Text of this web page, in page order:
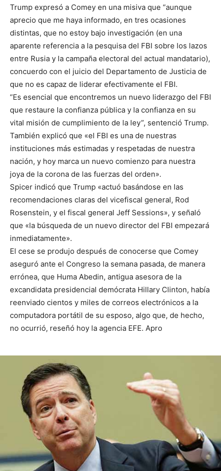
Trump expresó a Comey en una misiva que “aunque
aprecio que me haya informado, en tres ocasiones
distintas, que no estoy bajo investigación (en una
aparente referencia a la pesquisa del FBI sobre los lazos
entre Rusia y la campaña electoral del actual mandatario),
concuerdo con el juicio del Departamento de Justicia de
que no es capaz de liderar efectivamente el FBI.
“Es esencial que encontremos un nuevo liderazgo del FBI
que restaure la confianza pública y la confianza en su
vital misión de cumplimiento de la ley”, sentenció Trump.
También explicó que «el FBI es una de nuestras
instituciones más estimadas y respetadas de nuestra
nación, y hoy marca un nuevo comienzo para nuestra
joya de la corona de las fuerzas del orden».
Spicer indicó que Trump «actuó basándose en las
recomendaciones claras del vicefiscal general, Rod
Rosenstein, y el fiscal general Jeff Sessions», y señaló
que «la búsqueda de un nuevo director del FBI empezará
inmediatamente».
El cese se produjo después de conocerse que Comey
aseguró ante el Congreso la semana pasada, de manera
errónea, que Huma Abedin, antigua asesora de la
excandidata presidencial demócrata Hillary Clinton, había
reenviado cientos y miles de correos electrónicos a la
computadora portátil de su esposo, algo que, de hecho,
no ocurrió, reseñó hoy la agencia EFE. Apro